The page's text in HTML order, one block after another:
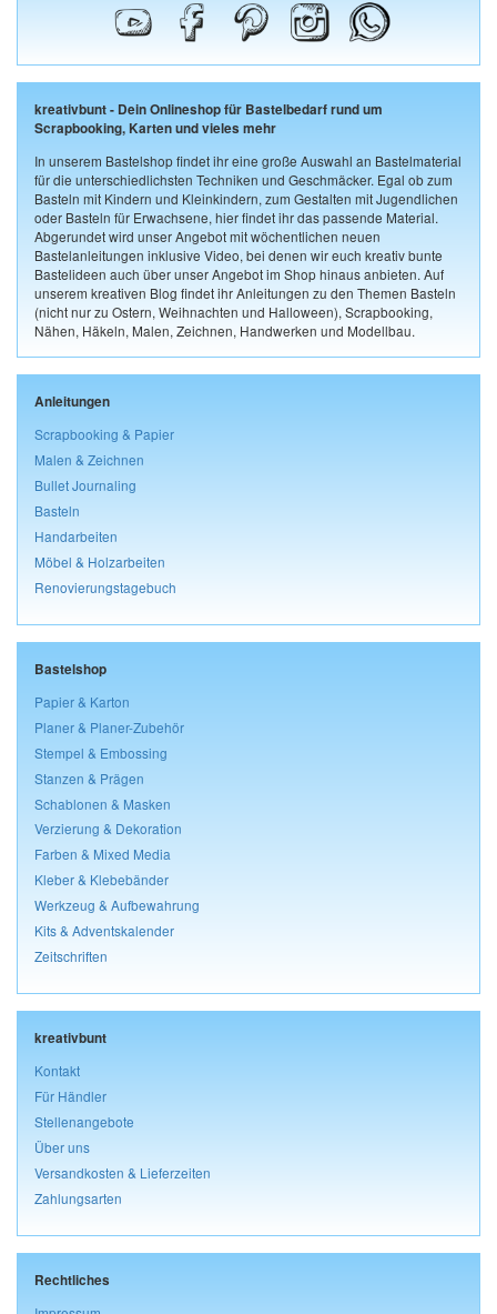
kreativbunt - Dein Onlineshop für Bastelbedarf rund um
Scrapbooking, Karten und vieles mehr
In unserem Bastelshop findet ihr eine große Auswahl an Bastelmaterial
für die unterschiedlichsten Techniken und Geschmäcker. Egal ob zum
Basteln mit Kindern und Kleinkindern, zum Gestalten mit Jugendlichen
oder Basteln für Erwachsene, hier findet ihr das passende Material.
Abgerundet wird unser Angebot mit wöchentlichen neuen
Bastelanleitungen inklusive Video, bei denen wir euch kreativ bunte
Bastelideen auch über unser Angebot im Shop hinaus anbieten. Auf
unserem kreativen Blog findet ihr Anleitungen zu den Themen Basteln
(nicht nur zu Ostern, Weihnachten und Halloween), Scrapbooking,
Nähen, Häkeln, Malen, Zeichnen, Handwerken und Modellbau.
Anleitungen
Scrapbooking & Papier
Malen & Zeichnen
Bullet Journaling
Basteln
Handarbeiten
Möbel & Holzarbeiten
Renovierungstagebuch
Bastelshop
Papier & Karton
Planer & Planer-Zubehör
Stempel & Embossing
Stanzen & Prägen
Schablonen & Masken
Verzierung & Dekoration
Farben & Mixed Media
Kleber & Klebebänder
Werkzeug & Aufbewahrung
Kits & Adventskalender
Zeitschriften
kreativbunt
Kontakt
Für Händler
Stellenangebote
Über uns
Versandkosten & Lieferzeiten
Zahlungsarten
Rechtliches